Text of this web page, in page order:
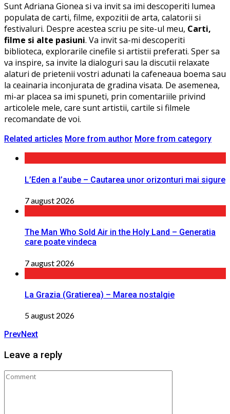
Sunt Adriana Gionea si va invit sa imi descoperiti lumea
populata de carti, filme, expozitii de arta, calatorii si
festivaluri. Despre acestea scriu pe site-ul meu, Carti,
filme si alte pasiuni. Va invit sa-mi descoperiti
biblioteca, explorarile cinefile si artistii preferati. Sper sa
va inspire, sa invite la dialoguri sau la discutii relaxate
alaturi de prietenii vostri adunati la cafeneaua boema sau
la ceainaria inconjurata de gradina visata. De asemenea,
mi-ar placea sa imi spuneti, prin comentariile privind
articolele mele, care sunt artistii, cartile si filmele
recomandate de voi.
Related articles More from author More from category
L’Eden a I’aube – Cautarea unor orizonturi mai sigure
7 august 2026
The Man Who Sold Air in the Holy Land – Generatia
care poate vindeca
7 august 2026
La Grazia (Gratierea) – Marea nostalgie
5 august 2026
PrevNext
Leave a reply